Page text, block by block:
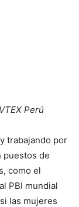
Perú
trabajando por
puestos de
como el
PBI mundial
las mujeres